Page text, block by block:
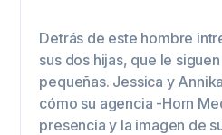
Detrás de este hombre
sus dos hijas, que le
pequeñas. Jessica y
cómo su agencia -Horn
presencia y la imagen de